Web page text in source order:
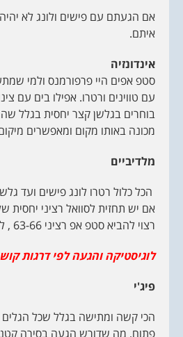
אם הגעתם עם פישים ולונג לא
איתם.
אינדונזיה
סטפ אפים היי פרפורמנס ולמי
עם טווינים ורטרו. אפילו בים עם
בוחרים בגלשן קצר יחסית בגלל
מכונה באותו מקום ומאפשרים
מלדיביים
הכל כלול רטרו לונג פישים ועד
רצוי להביא סטפ אפ רציני 63-66 , לא יותר.
לוגיסטיקה והגעה לפי דרגות
פיג'י
הכי קשה ומתישה בגלל שכל הגלים
פתוח, מה שדורש הגעה בסירה